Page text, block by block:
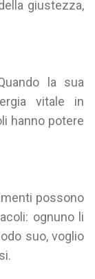
giustezza,
la sua
vitale in
hanno potere
possono
ognuno li
suo, voglio